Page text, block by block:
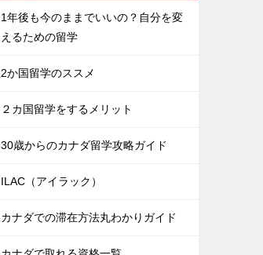
1年後も今のままでいいの？自分を変
えるための留学
2か国留学のススメ
２カ国留学をするメリット
30歳からのカナダ留学攻略ガイド
ILAC（アイラック）
カナダでの滞在方法丸わかりガイド